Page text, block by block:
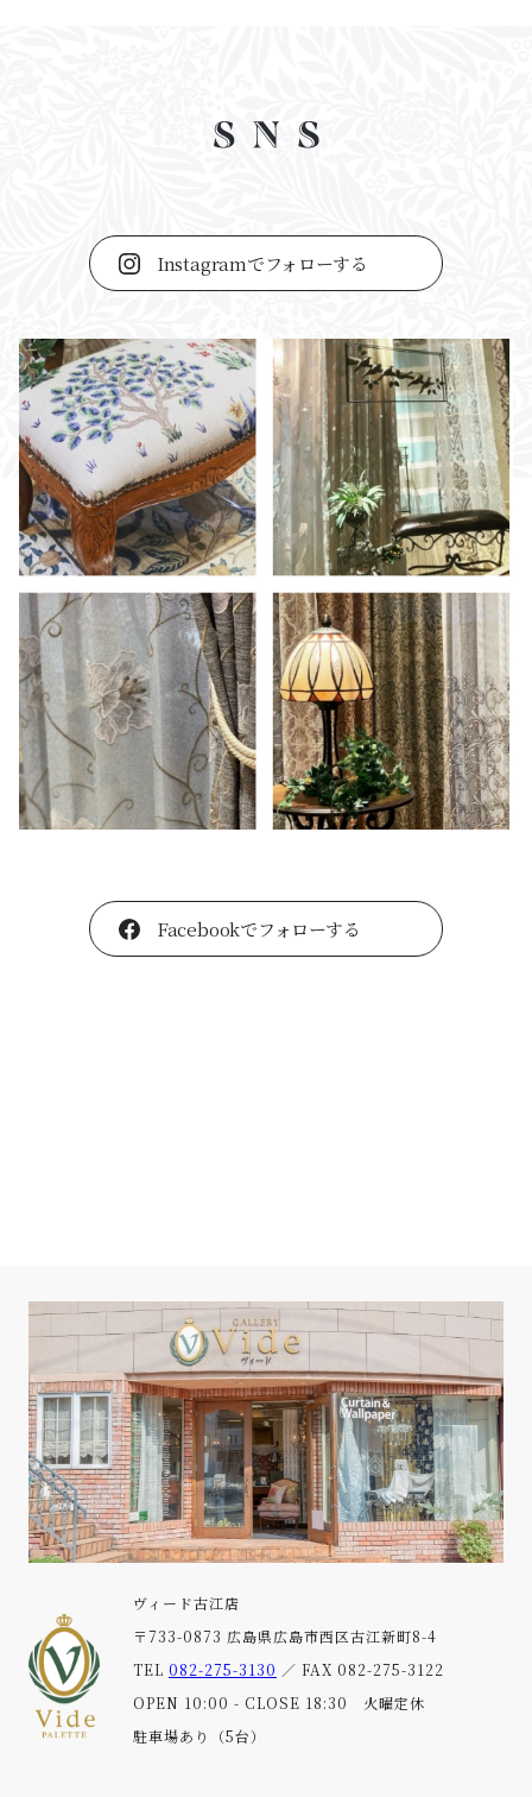
Instagramでフォローする
Facebookでフォローする
ヴィード古江店
〒733-0873 広島県広島市西区古江新町8-4
TEL 082-275-3130 ／ FAX 082-275-3122
OPEN 10:00 - CLOSE 18:30 火曜定休
駐車場あり（5台）